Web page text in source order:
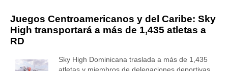
Juegos Centroamericanos y del Caribe: Sky
High transportará a más de 1,435 atletas a
RD
Sky High Dominicana traslada a más de 1,435